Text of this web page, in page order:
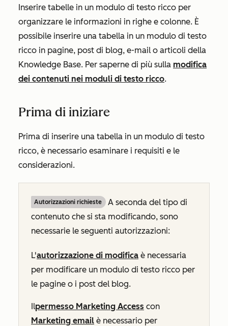
Inserire tabelle in un modulo di testo ricco per
organizzare le informazioni in righe e colonne. È
possibile inserire una tabella in un modulo di testo
ricco in pagine, post di blog, e-mail o articoli della
Knowledge Base. Per saperne di più sulla modifica
dei contenuti nei moduli di testo ricco.
Prima di iniziare
Prima di inserire una tabella in un modulo di testo
ricco, è necessario esaminare i requisiti e le
considerazioni.
Autorizzazioni richieste
A seconda del tipo di
contenuto che si sta modificando, sono
necessarie le seguenti autorizzazioni:
L'autorizzazione di modifica è necessaria
per modificare un modulo di testo ricco per
le pagine o i post del blog.
Ilpermesso Marketing Access con
Marketing email è necessario per